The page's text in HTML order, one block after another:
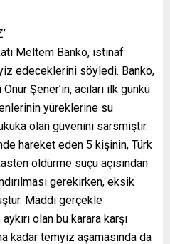
Meltem Banko, istinaf
edeceklerini söyledi. Banko,
Şener’in, acıları ilk günkü
yüreklerine su
olan güvenini sarsmıştır.
hareket eden 5 kişinin, Türk
öldürme suçu açısından
gerekirken, eksik
Maddi gerçekle
olan bu karara karşı
kadar temyiz aşamasında da